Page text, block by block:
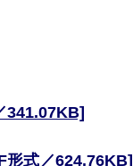
341.07KB]
形式／624.76KB]